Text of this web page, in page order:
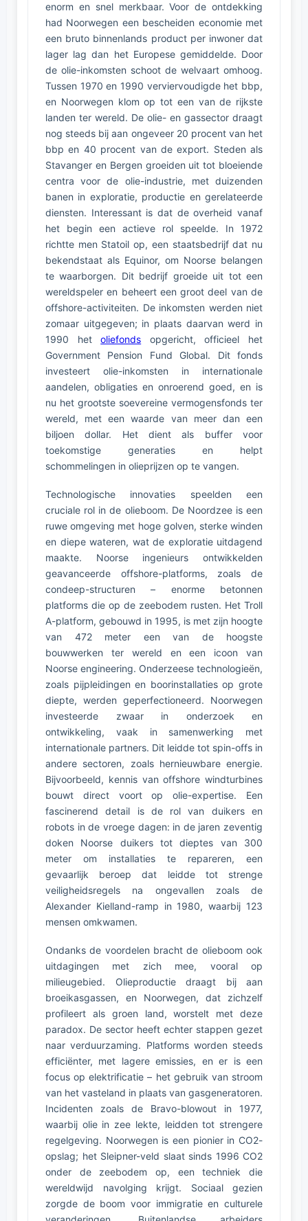
enorm en snel merkbaar. Voor de ontdekking
had Noorwegen een bescheiden economie met
een bruto binnenlands product per inwoner dat
lager lag dan het Europese gemiddelde. Door
de olie-inkomsten schoot de welvaart omhoog.
Tussen 1970 en 1990 verviervoudigde het bbp,
en Noorwegen klom op tot een van de rijkste
landen ter wereld. De olie- en gassector draagt
nog steeds bij aan ongeveer 20 procent van het
bbp en 40 procent van de export. Steden als
Stavanger en Bergen groeiden uit tot bloeiende
centra voor de olie-industrie, met duizenden
banen in exploratie, productie en gerelateerde
diensten. Interessant is dat de overheid vanaf
het begin een actieve rol speelde. In 1972
richtte men Statoil op, een staatsbedrijf dat nu
bekendstaat als Equinor, om Noorse belangen
te waarborgen. Dit bedrijf groeide uit tot een
wereldspeler en beheert een groot deel van de
offshore-activiteiten. De inkomsten werden niet
zomaar uitgegeven; in plaats daarvan werd in
1990 hetoliefonds opgericht, officieel het
Government Pension Fund Global. Dit fonds
investeert olie-inkomsten in internationale
aandelen, obligaties en onroerend goed, en is
nu het grootste soevereine vermogensfonds ter
wereld, met een waarde van meer dan een
biljoen dollar. Het dient als buffer voor
toekomstige generaties en helpt
schommelingen in olieprijzen op te vangen.
Technologische innovaties speelden een
cruciale rol in de olieboom. De Noordzee is een
ruwe omgeving met hoge golven, sterke winden
en diepe wateren, wat de exploratie uitdagend
maakte. Noorse ingenieurs ontwikkelden
geavanceerde offshore-platforms, zoals de
condeep-structuren – enorme betonnen
platforms die op de zeebodem rusten. Het Troll
A-platform, gebouwd in 1995, is met zijn hoogte
van 472 meter een van de hoogste
bouwwerken ter wereld en een icoon van
Noorse engineering. Onderzeese technologieën,
zoals pijpleidingen en boorinstallaties op grote
diepte, werden geperfectioneerd. Noorwegen
investeerde zwaar in onderzoek en
ontwikkeling, vaak in samenwerking met
internationale partners. Dit leidde tot spin-offs in
andere sectoren, zoals hernieuwbare energie.
Bijvoorbeeld, kennis van offshore windturbines
bouwt direct voort op olie-expertise. Een
fascinerend detail is de rol van duikers en
robots in de vroege dagen: in de jaren zeventig
doken Noorse duikers tot dieptes van 300
meter om installaties te repareren, een
gevaarlijk beroep dat leidde tot strenge
veiligheidsregels na ongevallen zoals de
Alexander Kielland-ramp in 1980, waarbij 123
mensen omkwamen.
Ondanks de voordelen bracht de olieboom ook
uitdagingen met zich mee, vooral op
milieugebied. Olieproductie draagt bij aan
broeikasgassen, en Noorwegen, dat zichzelf
profileert als groen land, worstelt met deze
paradox. De sector heeft echter stappen gezet
naar verduurzaming. Platforms worden steeds
efficiënter, met lagere emissies, en er is een
focus op elektrificatie – het gebruik van stroom
van het vasteland in plaats van gasgeneratoren.
Incidenten zoals de Bravo-blowout in 1977,
waarbij olie in zee lekte, leidden tot strengere
regelgeving. Noorwegen is een pionier in CO2-
opslag; het Sleipner-veld slaat sinds 1996 CO2
onder de zeebodem op, een techniek die
wereldwijd navolging krijgt. Sociaal gezien
zorgde de boom voor immigratie en culturele